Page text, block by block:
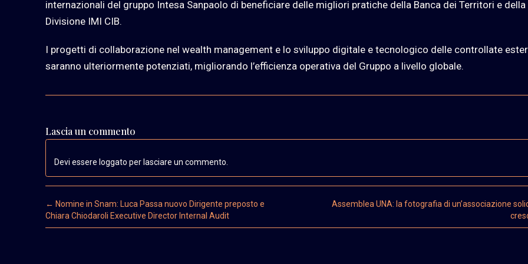
internazionali del gruppo Intesa Sanpaolo di beneficiare delle migliori pratiche della Banca dei Territori e della
Divisione IMI CIB.
I progetti di collaborazione nel wealth management e lo sviluppo digitale e tecnologico delle controllate
saranno ulteriormente potenziati, migliorando l’efficienza operativa del Gruppo a livello globale.
Lascia un commento
Devi essere loggato per lasciare un commento.
Post navigation
← Nomine in Snam: Luca Passa nuovo Dirigente preposto e
Chiara Chiodaroli Executive Director Internal Audit
Assemblea UNA: la fotografia di un’associazione